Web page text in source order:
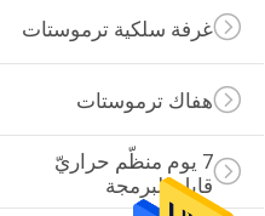
غرفة سلكية ترموستات
هفاك ترموستات
7 يوم منظّم حراريّ
قابل للبرمجة